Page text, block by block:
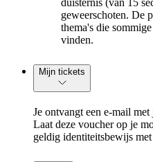
duisternis (van 15
geweerschoten. De
thema's die
vinden.
Mijn tickets
Je ontvangt een e-mail met
Laat deze voucher op je
geldig identiteitsbewijs